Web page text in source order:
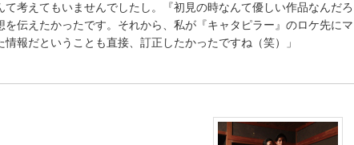
考えてもいませんでしたし。『初見の時なんて優しい作品なんだろ
を伝えたかったです。それから、私が『キャタピラー』のロケ先にマ
報だということも直接、訂正したかったですね（笑）」